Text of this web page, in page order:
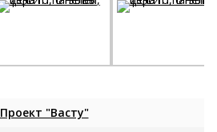
Проект "Васту"